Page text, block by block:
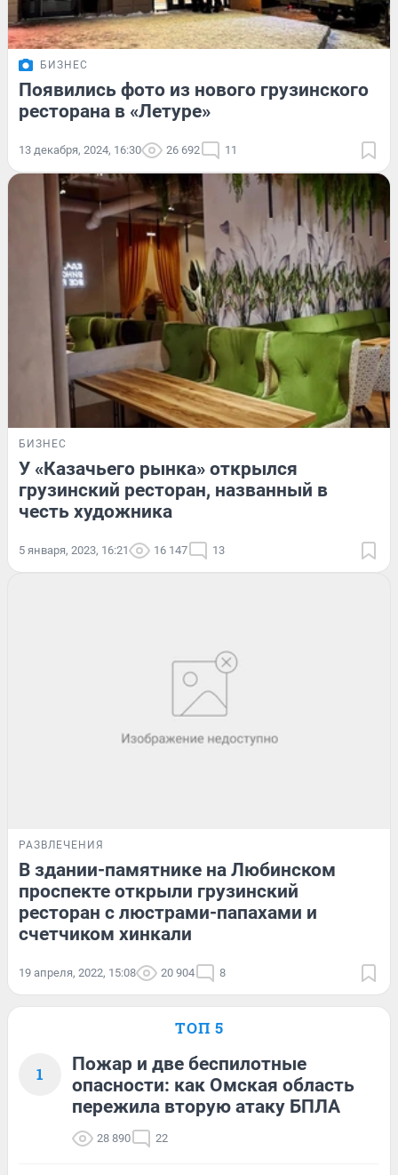
БИЗНЕС
Появились фото из нового грузинского
ресторана в «Летуре»
13 декабря, 2024, 16:30 26 692 11
БИЗНЕС
У «Казачьего рынка» открылся
грузинский ресторан, названный в
честь художника
5 января, 2023, 16:21 16 147 13
РАЗВЛЕЧЕНИЯ
В здании-памятнике на Любинском
проспекте открыли грузинский
ресторан с люстрами-папахами и
счетчиком хинкали
19 апреля, 2022, 15:08 20 904 8
ТОП 5
1
Пожар и две беспилотные
опасности: как Омская область
пережила вторую атаку БПЛА
28 890 22